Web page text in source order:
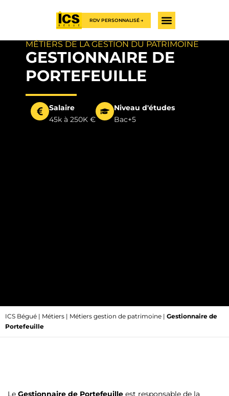
RDV PERSONNALISÉ →
MÉTIERS DE LA GESTION DU PATRIMOINE
GESTIONNAIRE DE
PORTEFEUILLE
Salaire
45k à 250K €
Niveau d'études
Bac+5
ICS Bégué | Métiers | Métiers gestion de patrimoine | Gestionnaire de
Portefeuille
Le Gestionnaire de Portefeuille est responsable de la